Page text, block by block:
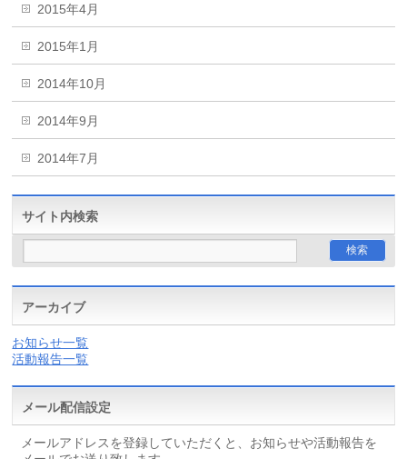
2015年4月
2015年1月
2014年10月
2014年9月
2014年7月
サイト内検索
アーカイブ
お知らせ一覧
活動報告一覧
メール配信設定
メールアドレスを登録していただくと、お知らせや活動報告を